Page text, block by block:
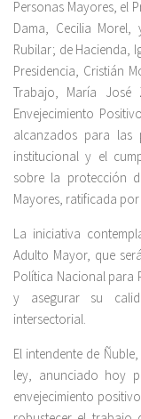
Personas Mayores, el
Dama, Cecilia
Rubilar; de Hacienda,
Presidencia, Cristián
Trabajo, María
Envejecimiento
alcanzados para las
institucional y el
sobre la protección
Mayores, ratificada por
La iniciativa
Adulto Mayor, que
Política Nacional para
y asegurar su
intersectorial.
El intendente de
ley, anunciado hoy
envejecimiento